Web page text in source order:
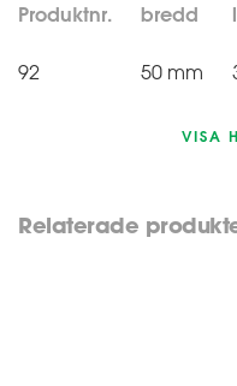
Produktnr. bredd
92 50 mm
VISA
Relaterade